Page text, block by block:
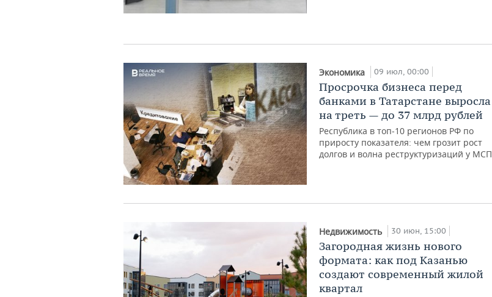
Экономика 09 июл, 00:00
Просрочка бизнеса перед
банками в Татарстане выросла
на треть — до 37 млрд рублей
Республика в топ‑10 регионов РФ по
приросту показателя: чем грозит рост
долгов и волна реструктуризаций у МСП
Недвижимость 30 июн, 15:00
Загородная жизнь нового
формата: как под Казанью
создают современный жилой
квартал